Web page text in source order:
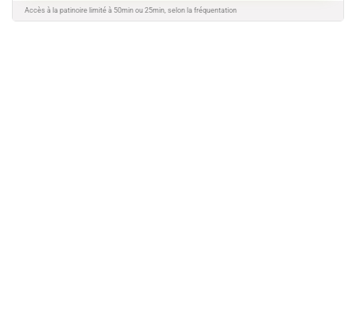
Accès à la patinoire limité à 50min ou 25min, selon la fréquentation